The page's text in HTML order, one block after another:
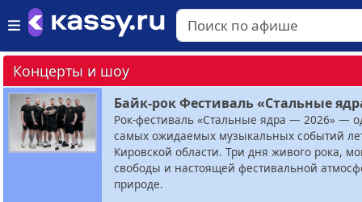
Концерты и шоу
Байк-рок Фестиваль «Стальные
Рок-фестиваль «Стальные ядра — 2026» —
самых ожидаемых музыкальных событий
Кировской области. Три дня живого рока,
свободы и настоящей фестивальной
природе.